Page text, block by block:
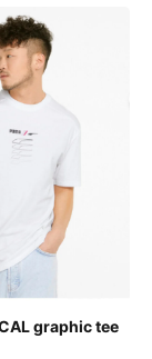
graphic tee